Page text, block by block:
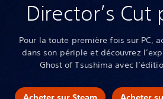
Director’s Cut
Pour la toute première fois sur PC,
dans son périple et découvrez
Ghost of Tsushima avec